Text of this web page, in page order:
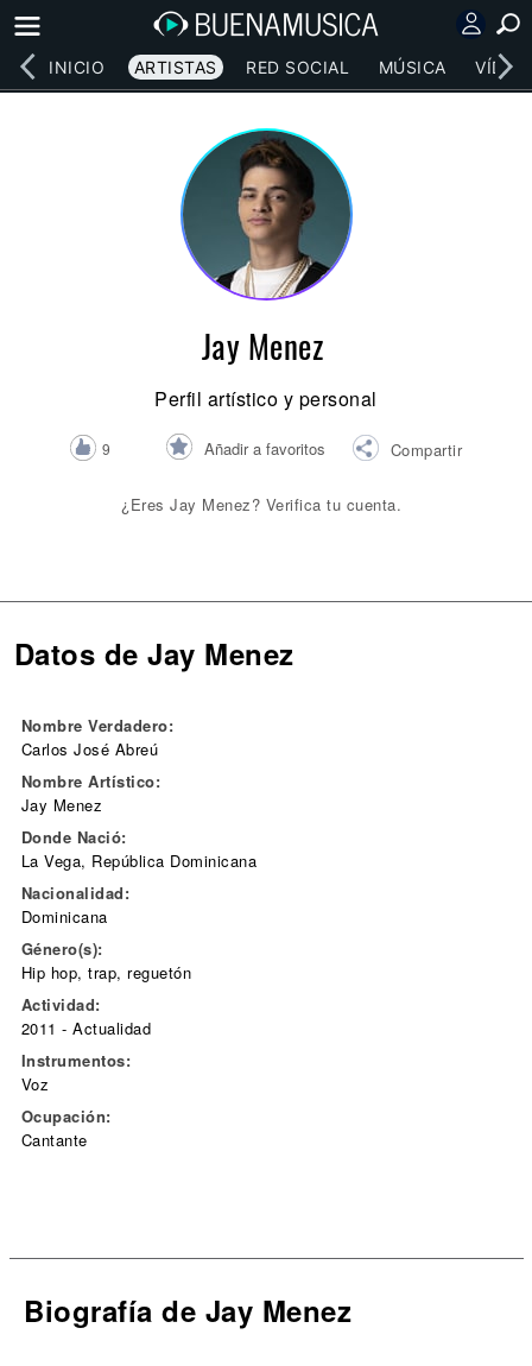
INICIO ARTISTAS RED SOCIAL MÚSICA
Jay Menez
Perfil artístico y personal
9 Añadir a favoritos Compartir
¿Eres Jay Menez? Verifica tu cuenta.
Datos de Jay Menez
Nombre Verdadero:
Carlos José Abreú
Nombre Artístico:
Jay Menez
Donde Nació:
La Vega, República Dominicana
Nacionalidad:
Dominicana
Género(s):
Hip hop, trap, reguetón
Actividad:
2011 - Actualidad
Instrumentos:
Voz
Ocupación:
Cantante
Biografía de Jay Menez